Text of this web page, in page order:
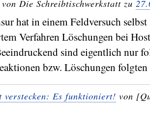
von Die Schreibtischwerkstatt zu
hat in einem Feldversuch
Verfahren Löschungen bei
sind eigentlich nur
bzw. Löschungen
verstecken: Es funktioniert! von